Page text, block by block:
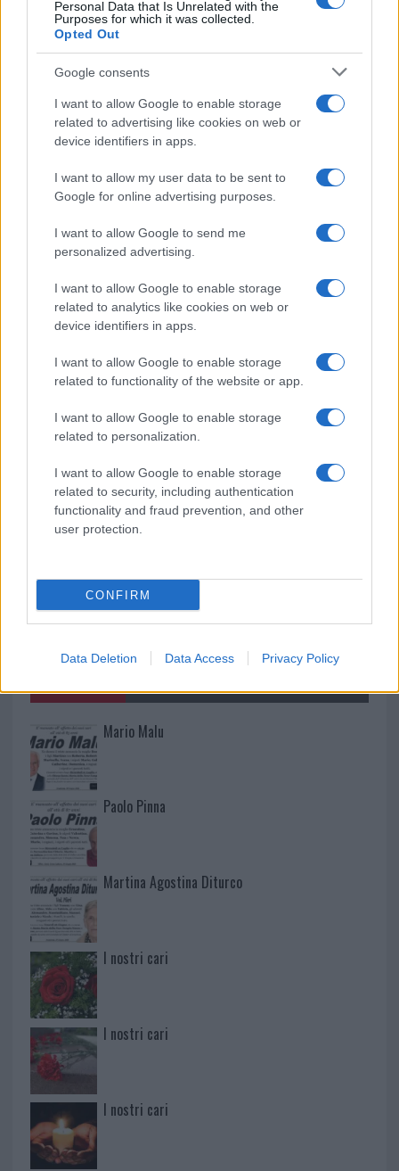
Personal Data that Is Unrelated with the
Purposes for which it was collected.
Opted Out
Google consents
I want to allow Google to enable storage
related to advertising like cookies on web or
device identifiers in apps.
I want to allow my user data to be sent to
Google for online advertising purposes.
I want to allow Google to send me
personalized advertising.
I want to allow Google to enable storage
related to analytics like cookies on web or
device identifiers in apps.
I want to allow Google to enable storage
related to functionality of the website or app.
I want to allow Google to enable storage
related to personalization.
I want to allow Google to enable storage
related to security, including authentication
functionality and fraud prevention, and other
user protection.
CONFIRM
Data Deletion Data Access Privacy Policy
Incidente a Baia Sardinia, scontro tra auto e
moto: un ferito
Olbia, le previsioni meteo per lunedì 10 agosto
2026
Le ultime offerte di lavoro a Olbia e in Gallura
Cumuli di rifiuti a Santa Teresa Gallura, la
segnalazione dei residenti
Incendi in Gallura, devastati un chiosco e due
furgoni: le indagini
Cannigione celebra la cultura gallurese con il
“Poker letterario”
Mario Malu
Paolo Pinna
Martina Agostina Diturco
I nostri cari
I nostri cari
I nostri cari